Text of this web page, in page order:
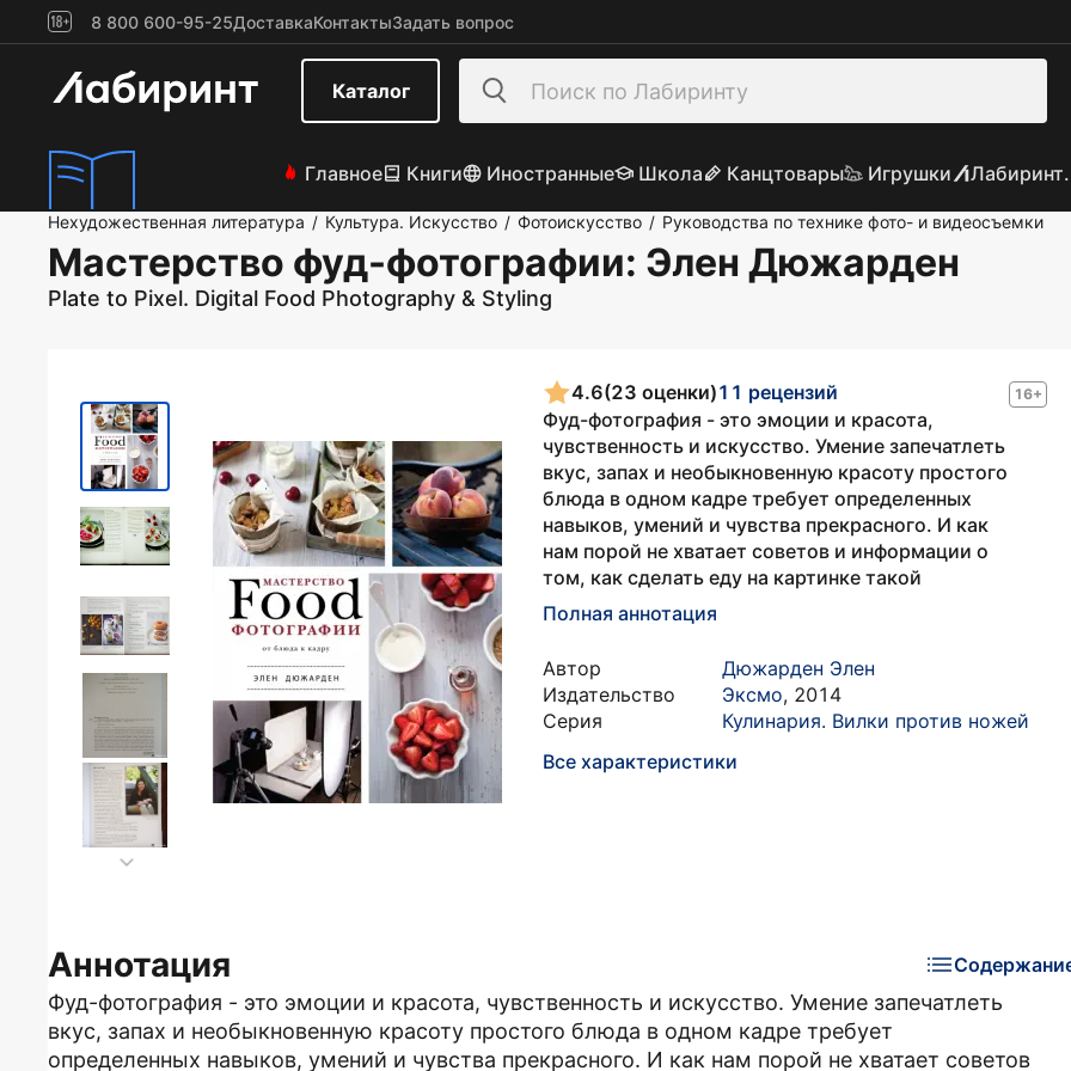
8 800 600-95-25ДоставкаКонтактыЗадать вопрос
Каталог
Главное Книги Иностранные Школа Канцтовары Игрушки
Нехудожественная литература / Культура. Искусство / Фотоискусство / Руководства по технике фото- и видеосъемки
Мастерство фуд-фотографии: Элен Дюжарден
Plate to Pixel. Digital Food Photography & Styling
16+
4.6(23 оценки)11 рецензий
Фуд-фотография - это эмоции и красота,
чувственность и искусство. Умение запечатлеть
вкус, запах и необыкновенную красоту простого
блюда в одном кадре требует определенных
навыков, умений и чувства прекрасного. И как
нам порой не хватает советов и информации о
том, как сделать еду на картинке такой
Полная аннотация
Автор
Дюжарден Элен
Издательство
Эксмо, 2014
Серия
Кулинария. Вилки против ножей
Все характеристики
Аннотация
Фуд-фотография - это эмоции и красота, чувственность и искусство. Умение запечатлеть
вкус, запах и необыкновенную красоту простого блюда в одном кадре требует
определенных навыков, умений и чувства прекрасного. И как нам порой не хватает советов